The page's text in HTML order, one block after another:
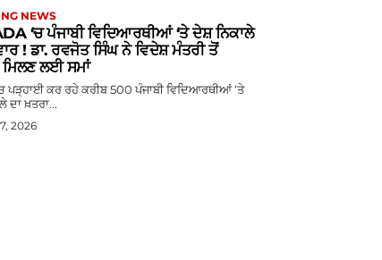
NEWS
‘ਚ ਪੰਜਾਬੀ ਵਿਦਿਆਰਥੀਆਂ ‘ਤੇ ਦੇਸ਼ ਨਿਕਾਲੇ
! ਡਾ. ਰਵਜੋਤ ਸਿੰਘ ਨੇ ਵਿਦੇਸ਼ ਮੰਤਰੀ ਤੋਂ
ਲਈ ਸਮਾਂ
ਪੜ੍ਹਾਈ ਕਰ ਰਹੇ ਕਰੀਬ 500 ਪੰਜਾਬੀ ਵਿਦਿਆਰਥੀਆਂ ‘ਤੇ
ਦਾ ਖ਼ਤਰਾ...
2026